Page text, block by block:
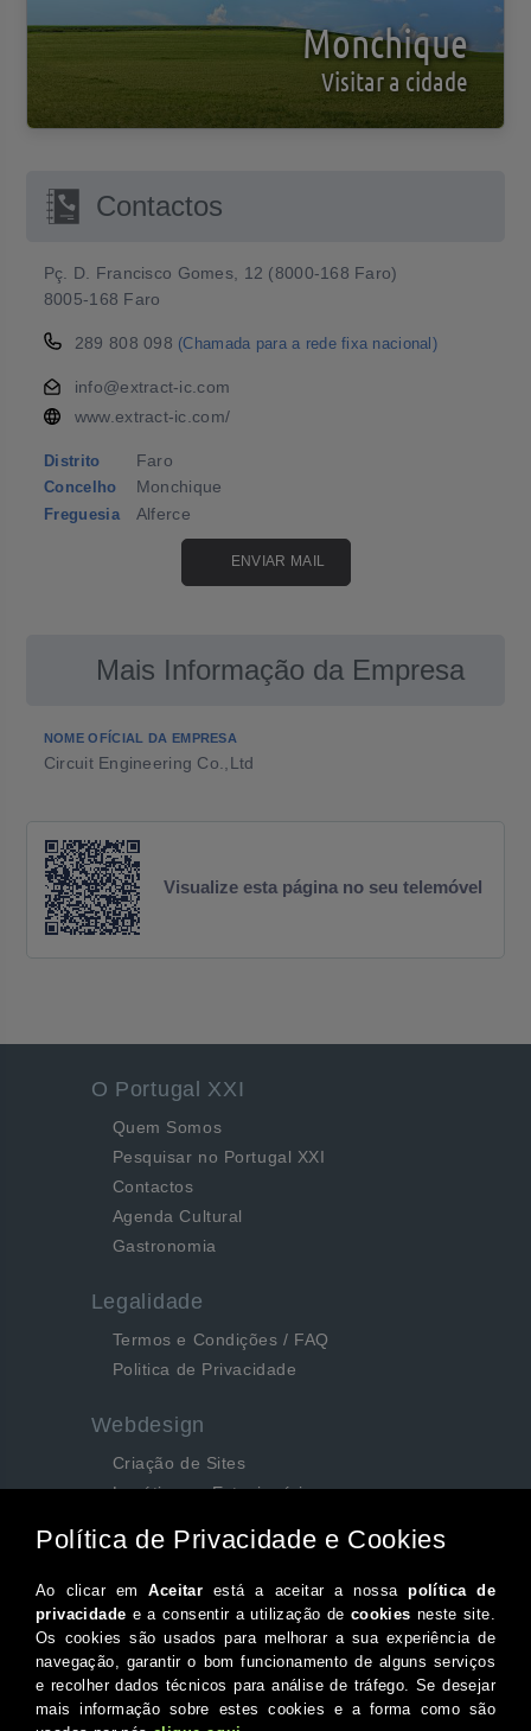
Monchique
Visitar a cidade
Contactos
Pç. D. Francisco Gomes, 12 (8000-168 Faro)
8005-168 Faro
289 808 098 (Chamada para a rede fixa nacional)
info@extract-ic.com
www.extract-ic.com/
Distrito Faro
Concelho Monchique
Freguesia Alferce
ENVIAR MAIL
Mais Informação da Empresa
NOME OFÍCIAL DA EMPRESA
Circuit Engineering Co.,Ltd
Visualize esta página no seu telemóvel
O Portugal XXI
Quem Somos
Pesquisar no Portugal XXI
Contactos
Agenda Cultural
Gastronomia
Legalidade
Termos e Condições / FAQ
Politica de Privacidade
Webdesign
Criação de Sites
Logótipos e Estacionários
Siga-nos aqui...
Facebook
Instagram
Twitter
Canal do Youtube